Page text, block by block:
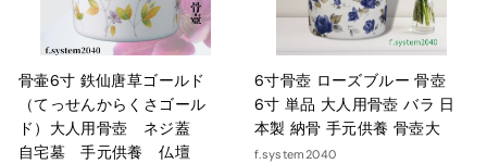
骨壷6寸 鉄仙唐草ゴールド
（てっせんからくさゴール
ド）大人用骨壺 ネジ蓋
自宅墓 手元供養 仏壇
6寸骨壺 ローズブルー 骨壺
6寸 単品 大人用骨壺 バラ 日
本製 納骨 手元供養 骨壺大
f.system2040